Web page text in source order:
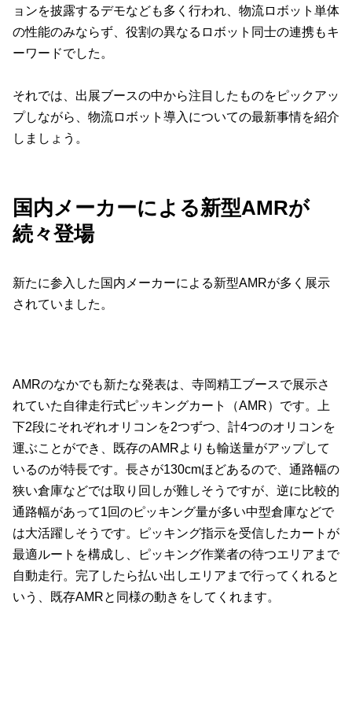
ョンを披露するデモなども多く行われ、物流ロボット単体
の性能のみならず、役割の異なるロボット同士の連携もキ
ーワードでした。
それでは、出展ブースの中から注目したものをピックアッ
プしながら、物流ロボット導入についての最新事情を紹介
しましょう。
国内メーカーによる新型AMRが
続々登場
新たに参入した国内メーカーによる新型AMRが多く展示
されていました。
AMRのなかでも新たな発表は、寺岡精工ブースで展示さ
れていた自律走行式ピッキングカート（AMR）です。上
下2段にそれぞれオリコンを2つずつ、計4つのオリコンを
運ぶことができ、既存のAMRよりも輸送量がアップして
いるのが特長です。長さが130cmほどあるので、通路幅の
狭い倉庫などでは取り回しが難しそうですが、逆に比較的
通路幅があって1回のピッキング量が多い中型倉庫などで
は大活躍しそうです。ピッキング指示を受信したカートが
最適ルートを構成し、ピッキング作業者の待つエリアまで
自動走行。完了したら払い出しエリアまで行ってくれると
いう、既存AMRと同様の動きをしてくれます。